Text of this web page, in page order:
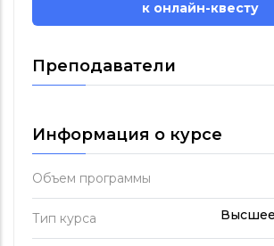
к онлайн-квесту
Преподаватели
Информация о курсе
Объем программы
Тип курса